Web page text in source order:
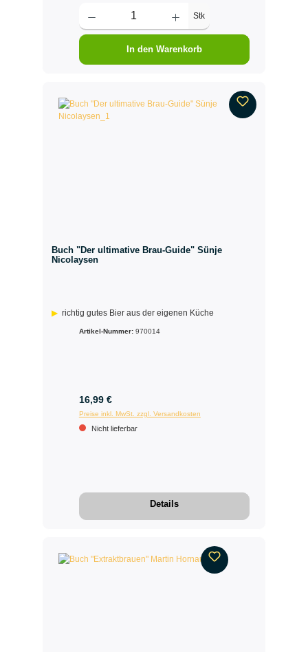
Stk
In den Warenkorb
Buch "Der ultimative Brau-Guide" Sünje
Nicolaysen
richtig gutes Bier aus der eigenen Küche
Artikel-Nummer: 970014
16,99 €
Preise inkl. MwSt. zzgl. Versandkosten
Nicht lieferbar
Details